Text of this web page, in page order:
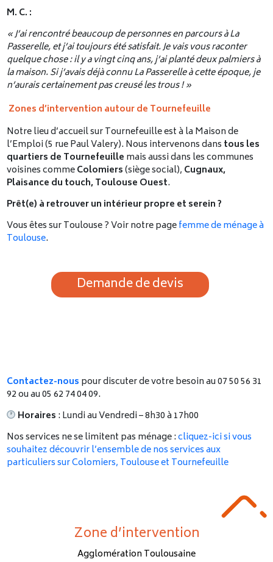
M. C. :
« J’ai rencontré beaucoup de personnes en parcours à La
Passerelle, et j’ai toujours été satisfait. Je vais vous raconter
quelque chose : il y a vingt cinq ans, j’ai planté deux palmiers à
la maison. Si j’avais déjà connu La Passerelle à cette époque, je
n’aurais certainement pas creusé les trous ! »
Zones d’intervention autour de Tournefeuille
Notre lieu d’accueil sur Tournefeuille est à la Maison de
l’Emploi (5 rue Paul Valery). Nous intervenons dans tous les
quartiers de Tournefeuille mais aussi dans les communes
voisines commeColomiers(siège social), Cugnaux,
Plaisance du touch, Toulouse Ouest.
Prêt(e) à retrouver un intérieur propre et serein ?
Vous êtes sur Toulouse ? Voir notre pagefemme de ménage à
Toulouse.
Demande de devis
Contactez-nous pour discuter de votre besoin au 07 50 56 31
92 ou au 05 62 74 04 09.
Horaires : Lundi au Vendredi – 8h30 à 17h00
Nos services ne se limitent pas ménage :cliquez-ici si vous
souhaitez découvrir l’ensemble de nos services aux
particuliers sur Colomiers, Toulouse et Tournefeuille
Zone d’intervention
Agglomération Toulousaine